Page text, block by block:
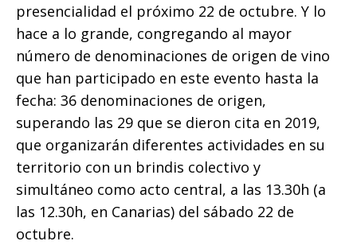
presencialidad el próximo 22 de octubre. Y lo
hace a lo grande, congregando al mayor
número de denominaciones de origen de vino
que han participado en este evento hasta la
fecha: 36 denominaciones de origen,
superando las 29 que se dieron cita en 2019,
que organizarán diferentes actividades en su
territorio con un brindis colectivo y
simultáneo como acto central, a las 13.30h (a
las 12.30h, en Canarias) del sábado 22 de
octubre.